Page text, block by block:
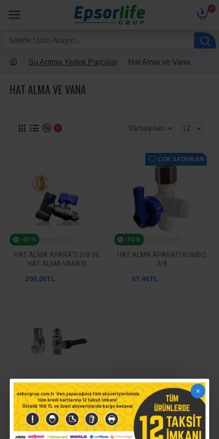
0
Su Arıtma Yedek Parçalar Hat Alma ve Vana
HAT ALMA VE VANA
0
-45 %
HAT ALMA APARATI 3/8 VE
HAT ALMA VANASI
200,00TL
ÇOK SATANLAR
-74 %
HAT ALMA APARATI KOMBO
3/8
67,46TL
-32 %
MINI KÜRESEL VANA 1/4 + 3/8
HAT ALMA APARATI
200,00TL 292,59TL